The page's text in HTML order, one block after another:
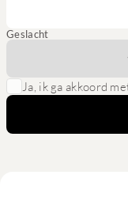
Geslacht
Ja, ik ga akkoord